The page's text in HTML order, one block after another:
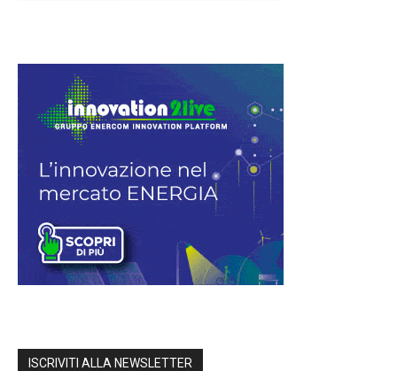
ISCRIVITI ALLA NEWSLETTER